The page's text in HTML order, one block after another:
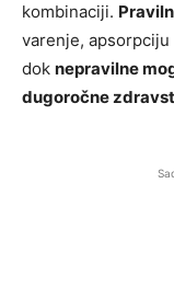
kombinaciji.
varenje,
dok nepravilne
dugoročne